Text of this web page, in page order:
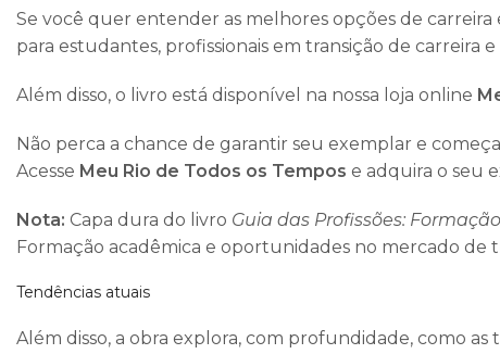
Se você quer entender as melhores opções de
para estudantes, profissionais em transição de carreira
Além disso, o livro está disponível na nossa loja online
Não perca a chance de garantir seu exemplar e
Acesse Meu Rio de Todos os Tempos e adquira o seu
Nota: Capa dura do livro Guia das Profissões:
Formação acadêmica e oportunidades no mercado de
Tendências atuais
Além disso, a obra explora, com profundidade, como